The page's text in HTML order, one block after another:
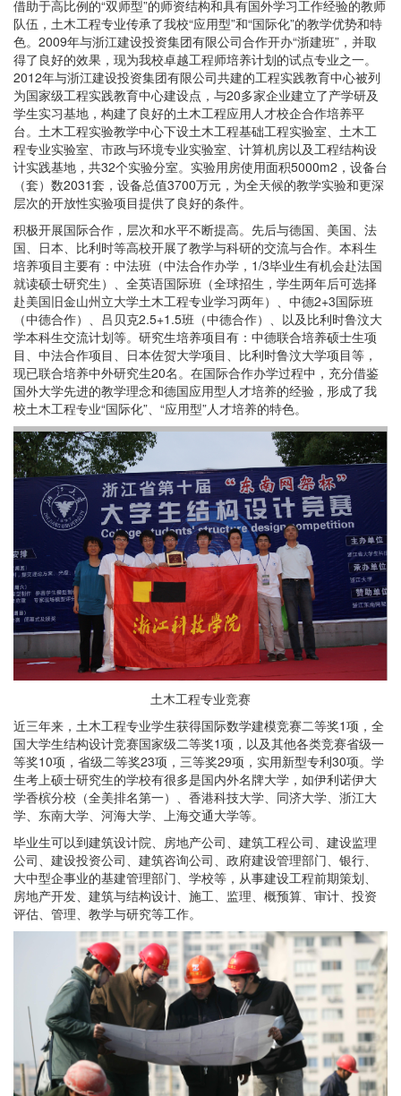
借助于高比例的“双师型”的师资结构和具有国外学习工作经验的教师
队伍，土木工程专业传承了我校“应用型”和“国际化”的教学优势和特
色。2009年与浙江建设投资集团有限公司合作开办“浙建班”，并取
得了良好的效果，现为我校卓越工程师培养计划的试点专业之一。
2012年与浙江建设投资集团有限公司共建的工程实践教育中心被列
为国家级工程实践教育中心建设点，与20多家企业建立了产学研及
学生实习基地，构建了良好的土木工程应用人才校企合作培养平
台。土木工程实验教学中心下设土木工程基础工程实验室、土木工
程专业实验室、市政与环境专业实验室、计算机房以及工程结构设
计实践基地，共32个实验分室。实验用房使用面积5000m2，设备台
（套）数2031套，设备总值3700万元，为全天候的教学实验和更深
层次的开放性实验项目提供了良好的条件。
积极开展国际合作，层次和水平不断提高。先后与德国、美国、法
国、日本、比利时等高校开展了教学与科研的交流与合作。本科生
培养项目主要有：中法班（中法合作办学，1/3毕业生有机会赴法国
就读硕士研究生）、全英语国际班（全球招生，学生两年后可选择
赴美国旧金山州立大学土木工程专业学习两年）、中德2+3国际班
（中德合作）、吕贝克2.5+1.5班（中德合作）、以及比利时鲁汶大
学本科生交流计划等。研究生培养项目有：中德联合培养硕士生项
目、中法合作项目、日本佐贺大学项目、比利时鲁汶大学项目等，
现已联合培养中外研究生20名。在国际合作办学过程中，充分借鉴
国外大学先进的教学理念和德国应用型人才培养的经验，形成了我
校土木工程专业“国际化”、“应用型”人才培养的特色。
土木工程专业竞赛
近三年来，土木工程专业学生获得国际数学建模竞赛二等奖1项，全
国大学生结构设计竞赛国家级二等奖1项，以及其他各类竞赛省级一
等奖10项，省级二等奖23项，三等奖29项，实用新型专利30项。学
生考上硕士研究生的学校有很多是国内外名牌大学，如伊利诺伊大
学香槟分校（全美排名第一）、香港科技大学、同济大学、浙江大
学、东南大学、河海大学、上海交通大学等。
毕业生可以到建筑设计院、房地产公司、建筑工程公司、建设监理
公司、建设投资公司、建筑咨询公司、政府建设管理部门、银行、
大中型企事业的基建管理部门、学校等，从事建设工程前期策划、
房地产开发、建筑与结构设计、施工、监理、概预算、审计、投资
评估、管理、教学与研究等工作。